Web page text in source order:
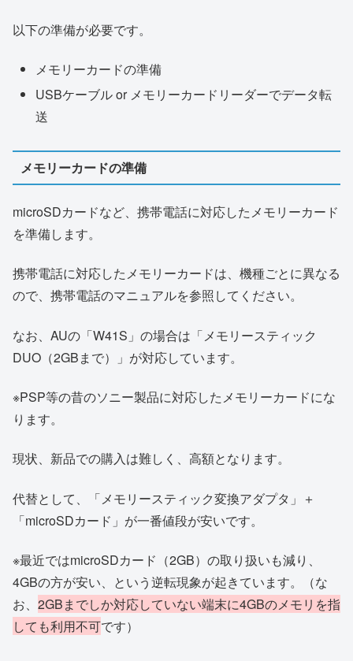
以下の準備が必要です。
メモリーカードの準備
USBケーブル or メモリーカードリーダーでデータ転
送
メモリーカードの準備
microSDカードなど、携帯電話に対応したメモリーカード
を準備します。
携帯電話に対応したメモリーカードは、機種ごとに異なる
ので、携帯電話のマニュアルを参照してください。
なお、AUの「W41S」の場合は「メモリースティック
DUO（2GBまで）」が対応しています。
※PSP等の昔のソニー製品に対応したメモリーカードにな
ります。
現状、新品での購入は難しく、高額となります。
代替として、「メモリースティック変換アダプタ」＋
「microSDカード」が一番値段が安いです。
※最近ではmicroSDカード（2GB）の取り扱いも減り、
4GBの方が安い、という逆転現象が起きています。（な
お、 2GBまでしか対応していない端末に4GBのメモリを指
しても利用不可です）